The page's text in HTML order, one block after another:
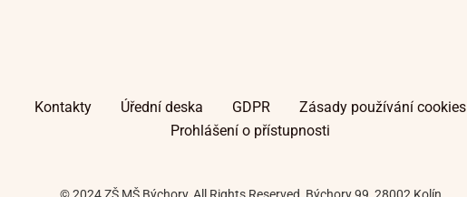
Kontakty Úřední deska GDPR
Zásady používání cookies
Prohlášení o přístupnosti